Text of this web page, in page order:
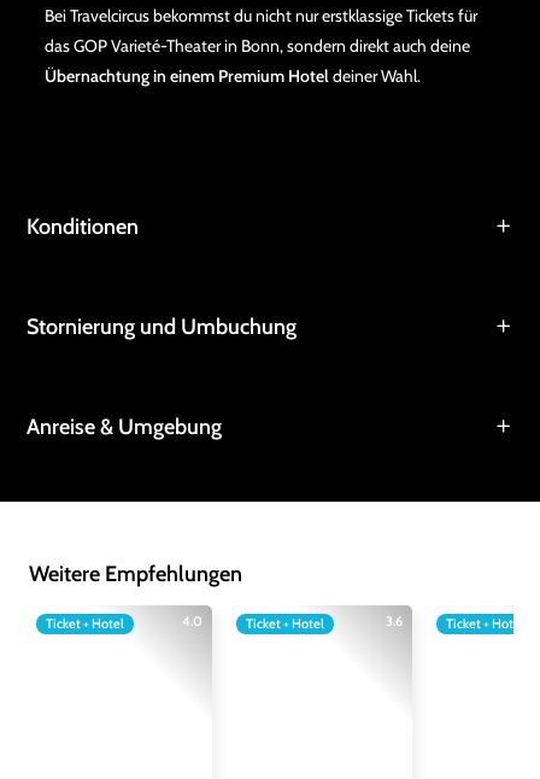
Bei Travelcircus bekommst du nicht nur erstklassige Tickets für
das GOP Varieté-Theater in Bonn, sondern direkt auch deine
Übernachtung in einem Premium Hoteldeiner Wahl.
Konditionen
Stornierung und Umbuchung
Anreise & Umgebung
Weitere Empfehlungen
4.0
Ticket + Hotel 3.6
Ticket + Hotel Ticket + Hotel